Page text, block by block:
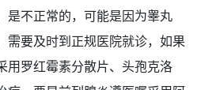
是不正常的，可能是因为睾丸
需要及时到正规医院就诊，如果
罗红霉素分散片、 头孢克洛